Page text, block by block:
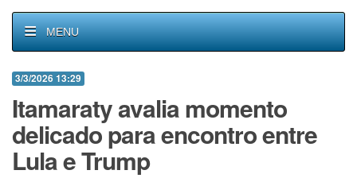
MENU
3/3/2026 13:29
Itamaraty avalia momento
delicado para encontro entre
Lula e Trump